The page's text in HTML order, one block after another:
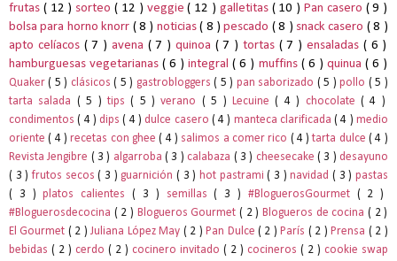
frutas ( 12 ) sorteo( 12 ) veggie( 12 ) galletitas ( 10 ) Pan casero ( 9 )
bolsa para horno knorr ( 8 ) noticias( 8 )pescado ( 8 ) snack casero ( 8 )
apto celíacos ( 7 ) avena ( 7 ) quinoa ( 7 ) tortas ( 7 )ensaladas ( 6 )
hamburguesas vegetarianas( 6 )integral( 6 ) muffins ( 6 ) quinua ( 6 )
Quaker( 5 ) clásicos( 5 ) gastrobloggers( 5 ) pan saborizado ( 5 )pollo ( 5 )
tarta salada ( 5 )tips( 5 )verano ( 5 ) Lecuine( 4 ) chocolate ( 4 )
condimentos( 4 )dips( 4 )dulce casero ( 4 ) manteca clarificada( 4 )medio
oriente( 4 )recetas con ghee( 4 ) salimos a comer rico ( 4 )tarta dulce( 4 )
Revista Jengibre ( 3 ) algarroba( 3 )calabaza ( 3 ) cheesecake ( 3 )desayuno
( 3 )frutos secos( 3 ) guarnición( 3 ) hot pastrami( 3 )navidad( 3 )pastas
( 3 )platos calientes( 3 ) semillas( 3 ) #BloguerosGourmet ( 2 )
#Bloguerosdecocina ( 2 ) Blogueros Gourmet( 2 ) Blogueros de cocina( 2 )
El Gourmet ( 2 )Juliana López May ( 2 ) Pan Dulce ( 2 ) París ( 2 ) Prensa ( 2 )
bebidas ( 2 ) cerdo ( 2 ) cocinero invitado ( 2 ) cocineros ( 2 ) cookie swap